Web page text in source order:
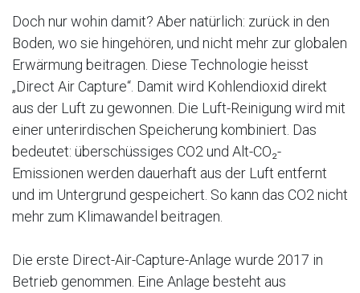
Doch nur wohin damit? Aber natürlich: zurück in den
Boden, wo sie hingehören, und nicht mehr zur globalen
Erwärmung beitragen. Diese Technologie heisst
„Direct Air Capture“. Damit wird Kohlendioxid direkt
aus der Luft zu gewonnen. Die Luft-Reinigung wird mit
einer unterirdischen Speicherung kombiniert. Das
bedeutet: überschüssiges CO2 und Alt-CO₂-
Emissionen werden dauerhaft aus der Luft entfernt
und im Untergrund gespeichert. So kann das CO2 nicht
mehr zum Klimawandel beitragen.
Die erste Direct-Air-Capture-Anlage wurde 2017 in
Betrieb genommen. Eine Anlage besteht aus